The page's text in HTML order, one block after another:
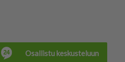
Osallistu keskusteluun